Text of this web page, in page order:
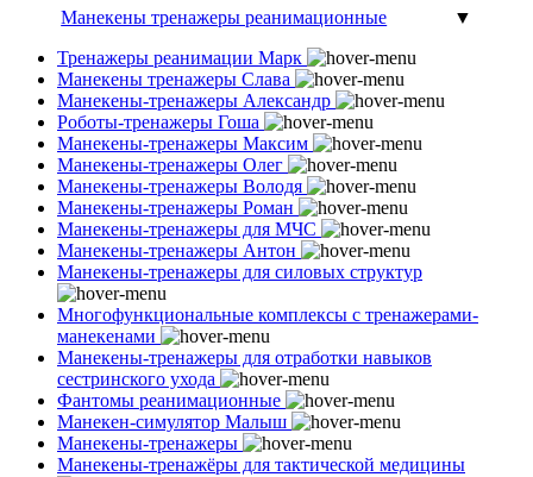
Манекены тренажеры реанимационные
▼
Тренажеры реанимации Марк
Манекены тренажеры Слава
Манекены-тренажеры Александр
Роботы-тренажеры Гоша
Манекены-тренажеры Максим
Манекены-тренажеры Олег
Манекены-тренажеры Володя
Манекены-тренажеры Роман
Манекены-тренажеры для МЧС
Манекены-тренажеры Антон
Манекены-тренажеры для силовых структур
Многофункциональные комплексы с тренажерами-
манекенами
Манекены-тренажеры для отработки навыков
сестринского ухода
Фантомы реанимационные
Манекен-симулятор Малыш
Манекены-тренажеры
Манекены-тренажёры для тактической медицины